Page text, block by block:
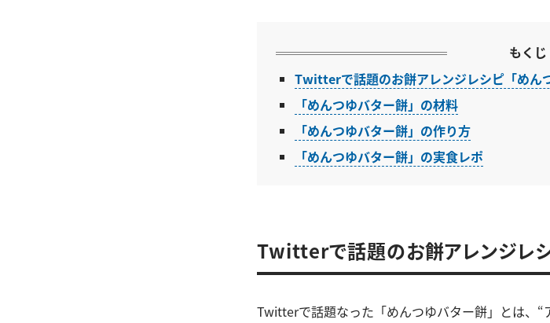
もくじ
Twitterで話題のお餅アレンジレシピ「めん
「めんつゆバター餅」の材料
「めんつゆバター餅」の作り方
「めんつゆバター餅」の実食レポ
Twitterで話題のお餅アレンジレシ
Twitterで話題なった「めんつゆバター餅」とは、“